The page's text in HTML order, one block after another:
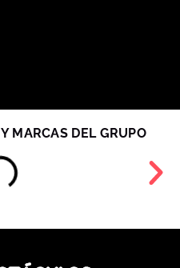
MARCAS DEL GRUPO